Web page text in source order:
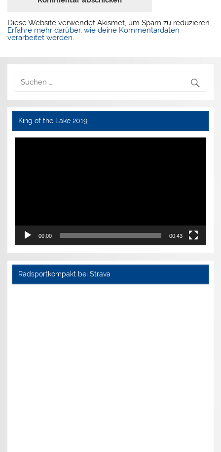
Diese Website verwendet Akismet, um Spam zu reduzieren.
Erfahre mehr darüber, wie deine Kommentardaten
verarbeitet werden.
King of the Lake 2019
00:00 00:43
Radsportkompakt bei Strava